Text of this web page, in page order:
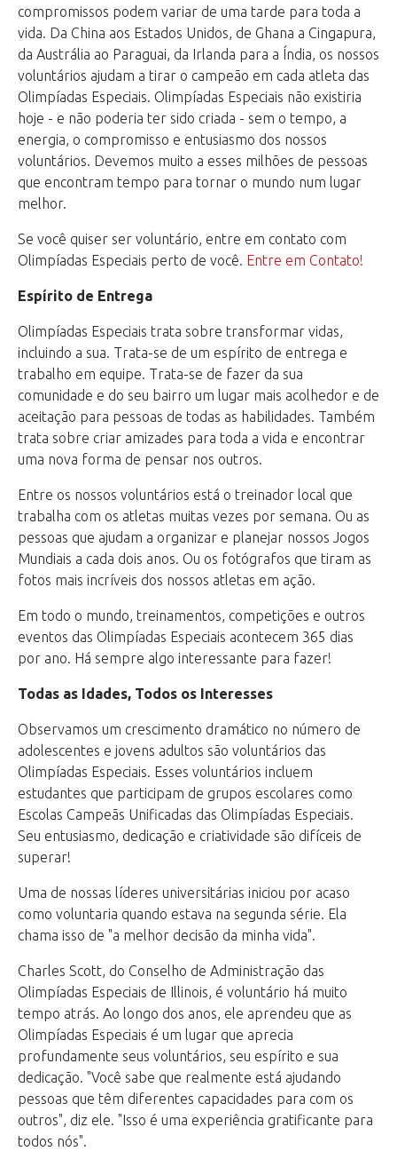
compromissos podem variar de uma tarde para toda a
vida. Da China aos Estados Unidos, de Ghana a Cingapura,
da Austrália ao Paraguai, da Irlanda para a Índia, os nossos
voluntários ajudam a tirar o campeão em cada atleta das
Olimpíadas Especiais. Olimpíadas Especiais não existiria
hoje - e não poderia ter sido criada - sem o tempo, a
energia, o compromisso e entusiasmo dos nossos
voluntários. Devemos muito a esses milhões de pessoas
que encontram tempo para tornar o mundo num lugar
melhor.
Se você quiser ser voluntário, entre em contato com
Olimpíadas Especiais perto de você. Entre em Contato!
Espírito de Entrega
Olimpíadas Especiais trata sobre transformar vidas,
incluindo a sua. Trata-se de um espírito de entrega e
trabalho em equipe. Trata-se de fazer da sua
comunidade e do seu bairro um lugar mais acolhedor e de
aceitação para pessoas de todas as habilidades. Também
trata sobre criar amizades para toda a vida e encontrar
uma nova forma de pensar nos outros.
Entre os nossos voluntários está o treinador local que
trabalha com os atletas muitas vezes por semana. Ou as
pessoas que ajudam a organizar e planejar nossos Jogos
Mundiais a cada dois anos. Ou os fotógrafos que tiram as
fotos mais incríveis dos nossos atletas em ação.
Em todo o mundo, treinamentos, competições e outros
eventos das Olimpíadas Especiais acontecem 365 dias
por ano. Há sempre algo interessante para fazer!
Todas as Idades, Todos os Interesses
Observamos um crescimento dramático no número de
adolescentes e jovens adultos são voluntários das
Olimpíadas Especiais. Esses voluntários incluem
estudantes que participam de grupos escolares como
Escolas Campeãs Unificadas das Olimpíadas Especiais.
Seu entusiasmo, dedicação e criatividade são difíceis de
superar!
Uma de nossas líderes universitárias iniciou por acaso
como voluntaria quando estava na segunda série. Ela
chama isso de "a melhor decisão da minha vida".
Charles Scott, do Conselho de Administração das
Olimpíadas Especiais de Illinois, é voluntário há muito
tempo atrás. Ao longo dos anos, ele aprendeu que as
Olimpíadas Especiais é um lugar que aprecia
profundamente seus voluntários, seu espírito e sua
dedicação. "Você sabe que realmente está ajudando
pessoas que têm diferentes capacidades para com os
outros", diz ele. "Isso é uma experiência gratificante para
todos nós".